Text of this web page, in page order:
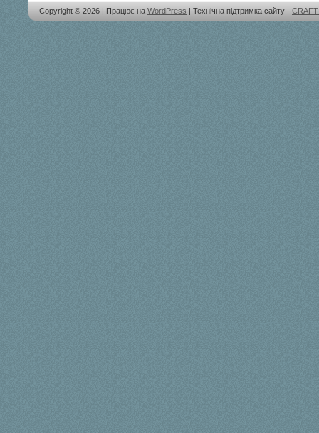
Copyright © 2026 | Працює на WordPress | Технічна підтримка сайту -